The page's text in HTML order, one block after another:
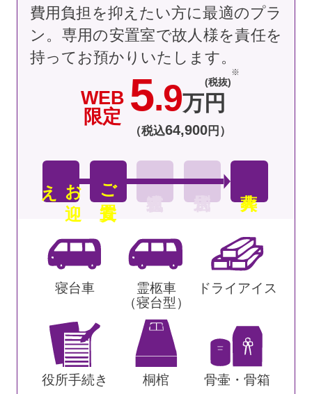
WEB
限定 5.9万円
(税抜)
（税込64,900円）
お
迎
え ご安置
費用負担を抑えたい方に最適のプラ
ン。専用の安置室で故人様を責任を
持ってお預かりいたします。
寝台車
霊柩車
（寝台型）
ドライアイス
役所手続き 桐棺 骨壷・骨箱